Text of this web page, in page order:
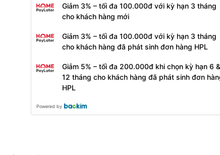
Giảm 3% – tối đa 100.000đ với kỳ hạn 3 tháng
cho khách hàng mới
Giảm 3% – tối đa 100.000đ với kỳ hạn 3 tháng
cho khách hàng đã phát sinh đơn hàng HPL
Giảm 5% – tối đa 200.000đ khi chọn kỳ hạn 6 &
12 tháng cho khách hàng đã phát sinh đơn
HPL
Powered by